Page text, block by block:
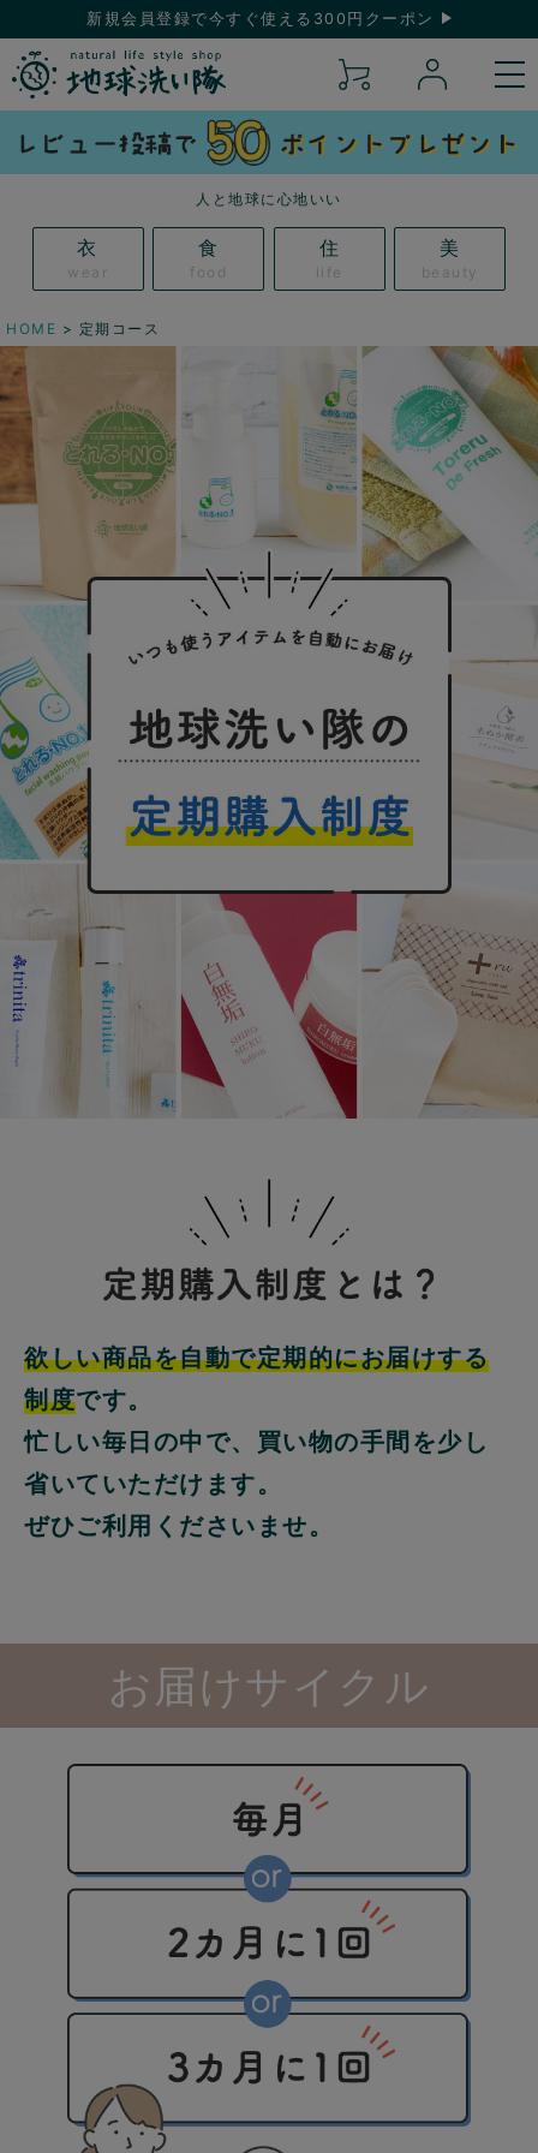
新規会員登録で今すぐ使える300円クーポン
人と地球に心地いい
衣
wear
食
food
住
life
美
beauty
HOME 定期コース
欲しい商品を自動で定期的にお届けする
制度です。
忙しい毎日の中で、買い物の手間を少し
省いていただけます。
ぜひご利用くださいませ。
お届けサイクル